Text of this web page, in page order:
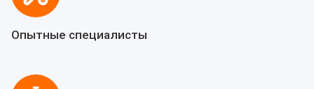
Опытные специалисты